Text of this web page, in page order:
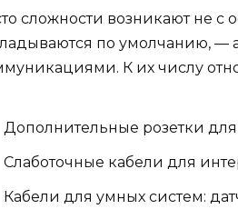
сложности возникают не
по умолчанию, —
К их числу
Дополнительные розетки
Слаботочные кабели для
Кабели для умных систем: